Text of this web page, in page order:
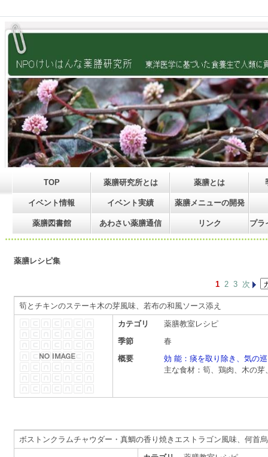
TOP 薬膳研究所とは 薬膳とは
イベント情報 イベント実績 薬膳メニューの開発
薬膳図書館 あわさい薬膳通信 リンク プラ
薬膳レシピ集
1 2 3 次
筍とチキンのステーキ木の芽風味、若布の和風ソース添え
カテゴリ
薬膳教室レシピ
季節
春
概要
効 能： 痰を取り除き、気の
主な食材：筍、鶏肉、木の
ボストンクラムチャウダー・真鯛の香り焼きエストラゴン風味、何首